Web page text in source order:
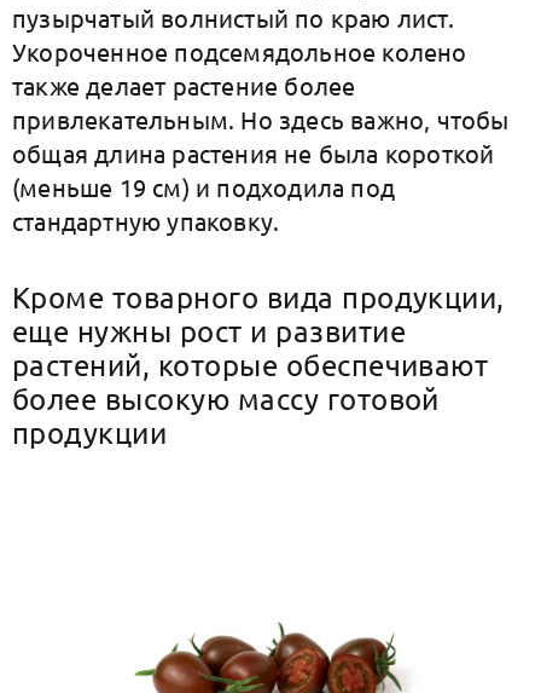
пузырчатый волнистый по краю лист.
Укороченное подсемядольное колено
также делает растение более
привлекательным. Но здесь важно, чтобы
общая длина растения не была короткой
(меньше 19 см) и подходила под
стандартную упаковку.
Кроме товарного вида продукции,
еще нужны рост и развитие
растений, которые обеспечивают
более высокую массу готовой
продукции